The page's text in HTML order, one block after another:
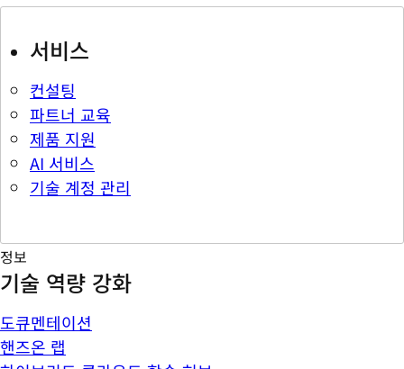
서비스
컨설팅
파트너 교육
제품 지원
AI 서비스
기술 계정 관리
정보
기술 역량 강화
도큐멘테이션
핸즈온 랩